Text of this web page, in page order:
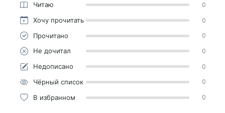
Читаю 0
Хочу прочитать 0
Прочитано 0
Не дочитал 0
Недописано 0
Чёрный список 0
В избранном 0